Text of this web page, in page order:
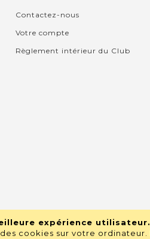
expérience utilisateur.
cookies sur votre ordinateur.
Contactez-nous
Votre compte
Règlement intérieur du Club